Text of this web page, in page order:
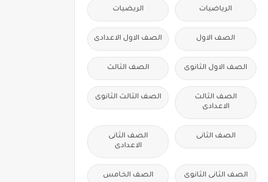
الرياضيات الريضيات
الصف الاول الصف الاول الاعدادى
الصف الاول الثانوى الصف الثالث
الصف الثالث
الاعدادى
الصف الثالث الثانوى
الصف الثانى
الصف الثانى
الاعدادى
الصف الثانى الثانوى الصف الخامس